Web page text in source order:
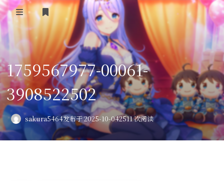
首页
VPS评测
AI绘画
教程
图库
登录
1759567977-00061-
3908522502
sakura5464发布于 2025-10-042511 次阅读